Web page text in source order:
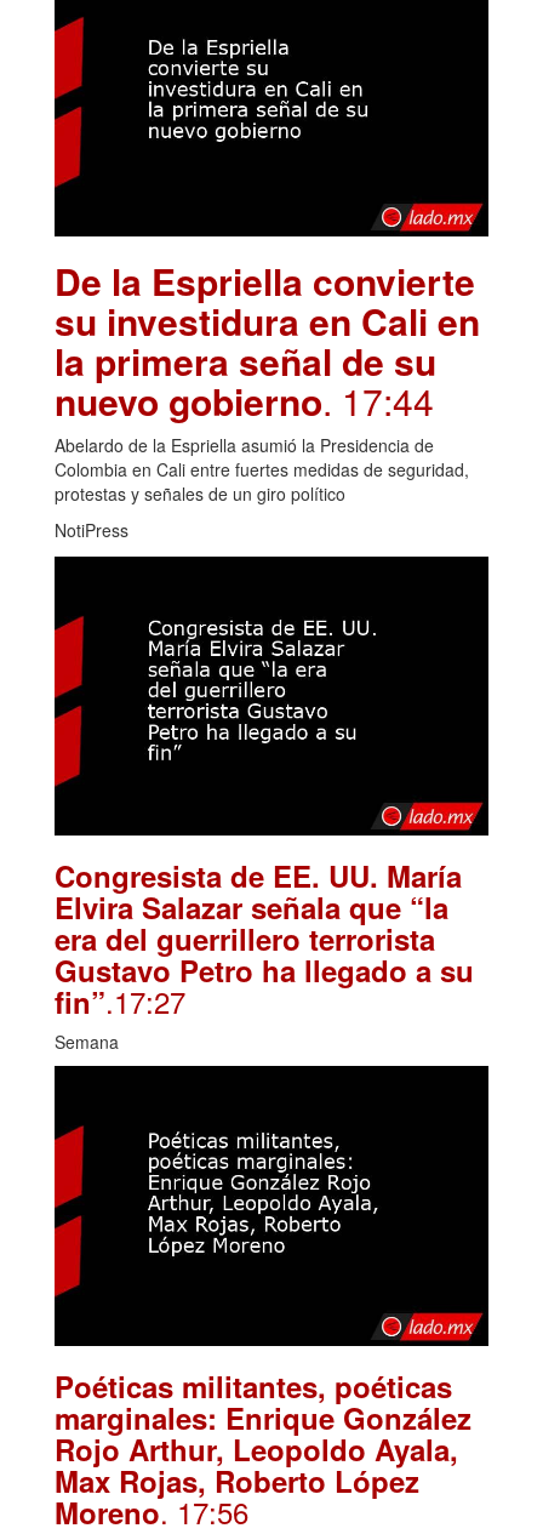
De la Espriella convierte
su investidura en Cali en
la primera señal de su
nuevo gobierno. 17:44
Abelardo de la Espriella asumió la Presidencia de
Colombia en Cali entre fuertes medidas de seguridad,
protestas y señales de un giro político
NotiPress
Congresista de EE. UU. María
Elvira Salazar señala que “la
era del guerrillero terrorista
Gustavo Petro ha llegado a su
fin”.17:27
Semana
Poéticas militantes, poéticas
marginales: Enrique González
Rojo Arthur, Leopoldo Ayala,
Max Rojas, Roberto López
Moreno. 17:56